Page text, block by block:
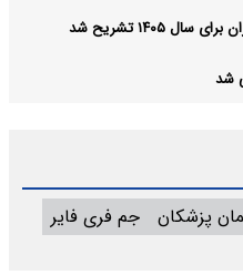
۱۴۰۵ تشریح شد
شد
پزشکان جم فری فایر